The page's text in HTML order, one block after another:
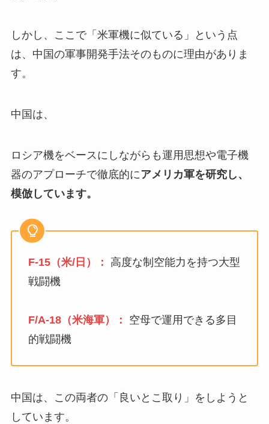
しかし、ここで「米軍機に似ている」という点
は、中国の軍事開発手法そのものに理由がありま
す。
中国は、
ロシア機をベースにしながらも運用思想や電子機
器のアプローチで徹底的にアメリカ軍を研究し、
模倣しています。
F-15（米/日）：
高度な制空能力を持つ大型
戦闘機
F/A-18（米海軍）：
空母で運用できる多目
的戦闘機
中国は、この両者の「良いとこ取り」をしようと
しています。